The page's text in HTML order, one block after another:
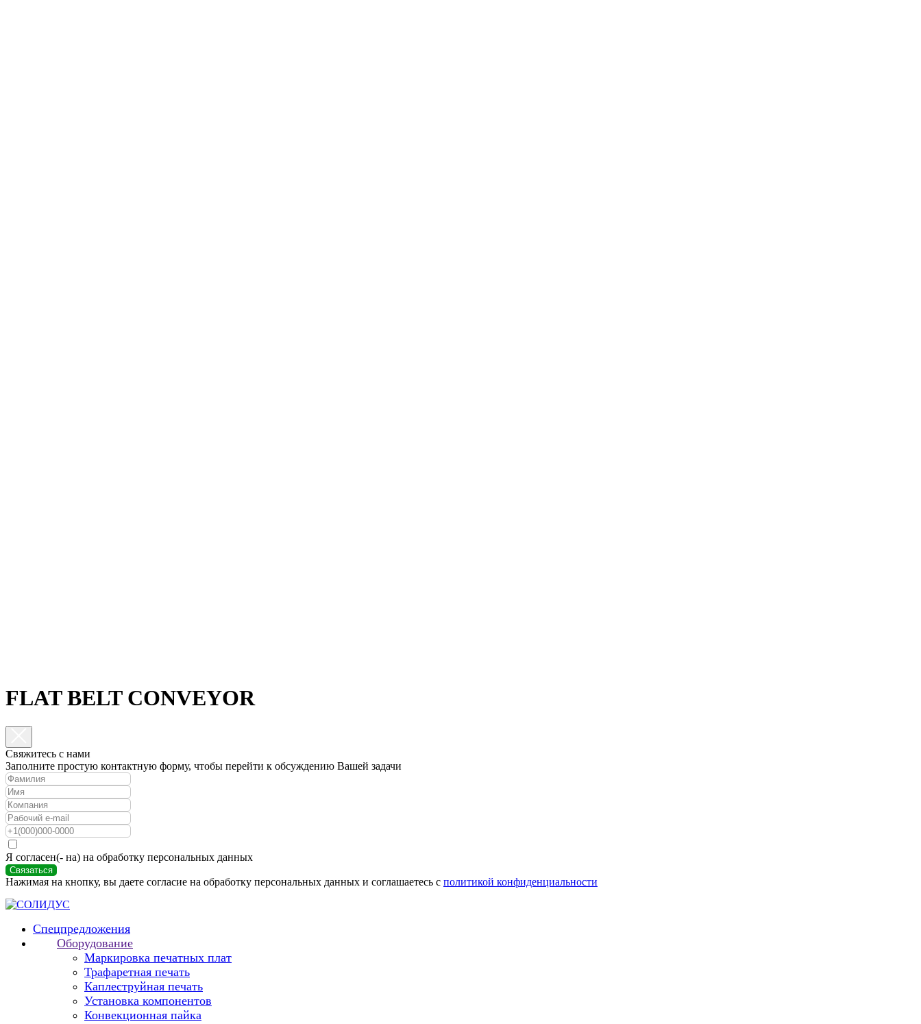
FLAT BELT CONVEYOR
Свяжитесь с нами
Заполните простую контактную форму, чтобы перейти к обсуждению Вашей задачи
Я согласен(- на) на обработку персональных данных
Связаться
Нажимая на кнопку, вы даете согласие на обработку персональных данных и соглашаетесь c политикой конфиденциальности
Спецпредложения
Оборудование
Маркировка печатных плат
Трафаретная печать
Каплеструйная печать
Установка компонентов
Конвекционная пайка